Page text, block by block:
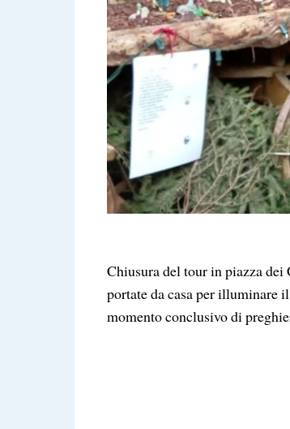
Chiusura del tour in piazza dei
portate da casa per illuminare
momento conclusivo di